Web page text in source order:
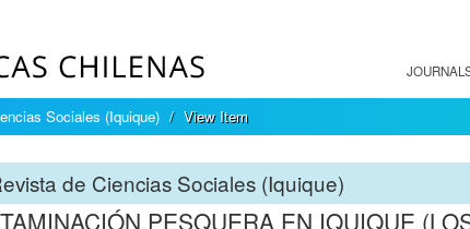
Sociales (Iquique) View Item
de Ciencias Sociales (Iquique)
PESQUERA EN IQUIQUE